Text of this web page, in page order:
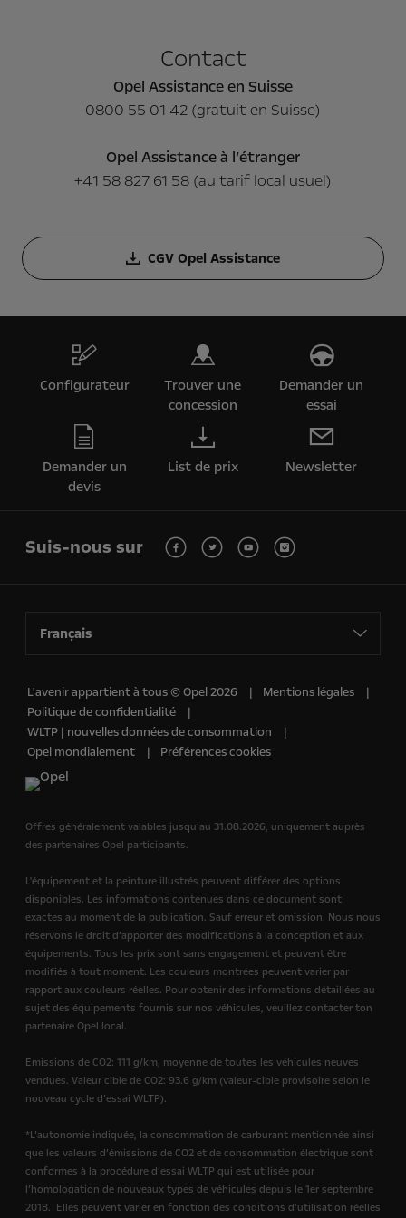
Contact
Opel Assistance en Suisse
0800 55 01 42 (gratuit en Suisse)
Opel Assistance à l’étranger
+41 58 827 61 58 (au tarif local usuel)
CGV Opel Assistance
Configurateur
Trouver une
concession
Demander un
essai
Demander un
devis
List de prix Newsletter
Suis-nous sur
Français
L'avenir appartient à tous © Opel 2026
Mentions légales
Politique de confidentialité
WLTP | nouvelles données de consommation
Opel mondialement
Préférences cookies
Offres généralement valables jusquʻau 31.08.2026, uniquement auprès
des partenaires Opel participants.
L'équipement et la peinture illustrés peuvent différer des options
disponibles. Les informations contenues dans ce document sont
exactes au moment de la publication. Sauf erreur et omission. Nous nous
réservons le droit d’apporter des modifications à la conception et aux
équipements. Tous les prix sont sans engagement et peuvent être
modifiés à tout moment. Les couleurs montrées peuvent varier par
rapport aux couleurs réelles. Pour obtenir des informations détaillées au
sujet des équipements fournis sur nos véhicules, veuillez contacter ton
partenaire Opel local.
Emissions de CO2: 111 g/km, moyenne de toutes les véhicules neuves
vendues. Valeur cible de CO2: 93.6 g/km (valeur-cible provisoire selon le
nouveau cycle d’essai WLTP).
*L’autonomie indiquée, la consommation de carburant mentionnée ainsi
que les valeurs d’émissions de CO2 et de consommation électrique sont
conformes à la procédure d’essai WLTP qui est utilisée pour
l’homologation de nouveaux types de véhicules depuis le 1er septembre
2018. Elles peuvent varier en fonction des conditions d’utilisation réelles